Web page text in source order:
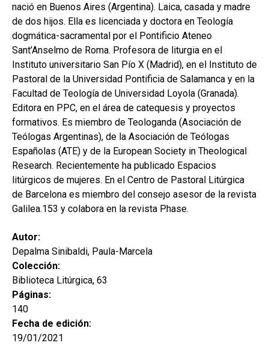
nació en Buenos Aires (Argentina). Laica, casada y madre
de dos hijos. Ella es licenciada y doctora en Teología
dogmática-sacramental por el Pontificio Ateneo
Sant’Anselmo de Roma. Profesora de liturgia en el
Instituto universitario San Pío X (Madrid), en el Instituto de
Pastoral de la Universidad Pontificia de Salamanca y en la
Facultad de Teología de Universidad Loyola (Granada).
Editora en PPC, en el área de catequesis y proyectos
formativos. Es miembro de Teologanda (Asociación de
Teólogas Argentinas), de la Asociación de Teólogas
Españolas (ATE) y de la European Society in Theological
Research. Recientemente ha publicado Espacios
litúrgicos de mujeres. En el Centro de Pastoral Litúrgica
de Barcelona es miembro del consejo asesor de la revista
Galilea.153 y colabora en la revista Phase.
Autor:
Depalma Sinibaldi, Paula-Marcela
Colección:
Biblioteca Litúrgica, 63
Páginas:
140
Fecha de edición:
19/01/2021